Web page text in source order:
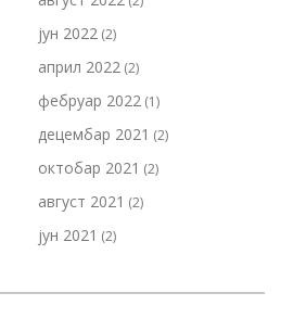
јун 2022 (2)
април 2022 (2)
фебруар 2022 (1)
децембар 2021 (2)
октобар 2021 (2)
август 2021 (2)
јун 2021 (2)